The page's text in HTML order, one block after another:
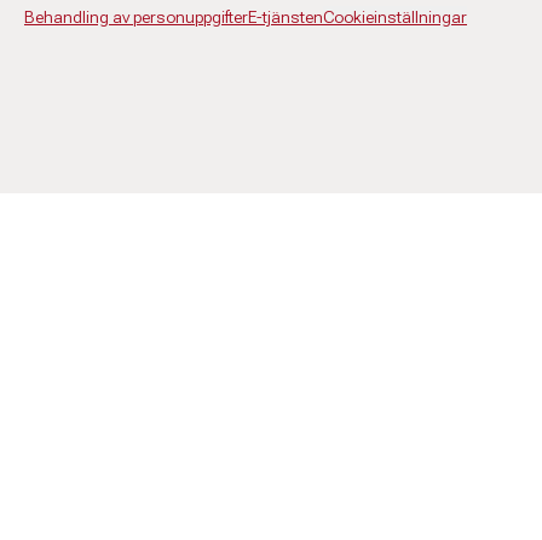
Behandling av personuppgifterE-tjänstenCookieinställningar